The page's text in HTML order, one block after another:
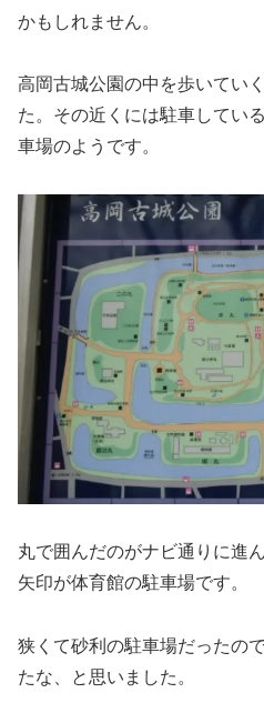
かもしれません。
高岡古城公園の中を歩いてい
た。その近くには駐車してい
車場のようです。
丸で囲んだのがナビ通りに進
矢印が体育館の駐車場です。
狭くて砂利の駐車場だったの
たな、と思いました。